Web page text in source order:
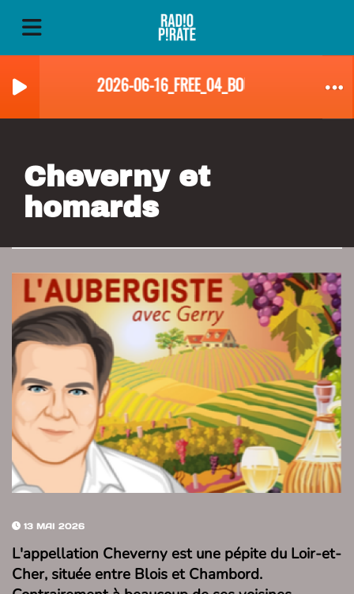
2026-06-16_FREE_04_BOURSICOTEUR
Cheverny et
homards
13 MAI 2026
L'appellation Cheverny est une pépite du Loir-et-
Cher, située entre Blois et Chambord.